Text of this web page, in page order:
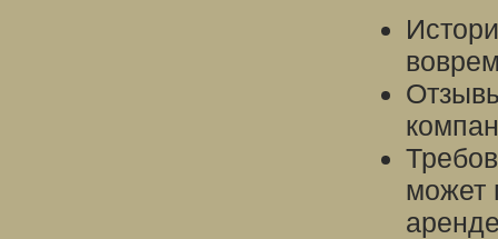
может